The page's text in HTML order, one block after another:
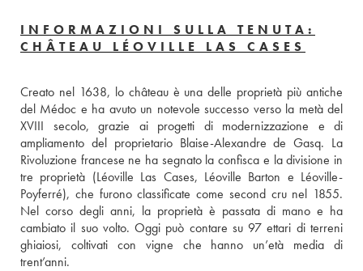
INFORMAZIONI SULLA TENUTA:
CHÂTEAU LÉOVILLE LAS CASES
Creato nel 1638, lo château è una delle proprietà più antiche
del Médoc e ha avuto un notevole successo verso la metà del
XVIII secolo, grazie ai progetti di modernizzazione e di
ampliamento del proprietario Blaise-Alexandre de Gasq. La
Rivoluzione francese ne ha segnato la confisca e la divisione in
tre proprietà (Léoville Las Cases, Léoville Barton e Léoville-
Poyferré), che furono classificate come second cru nel 1855.
Nel corso degli anni, la proprietà è passata di mano e ha
cambiato il suo volto. Oggi può contare su 97 ettari di terreni
ghiaiosi, coltivati con vigne che hanno un’età media di
trent’anni.